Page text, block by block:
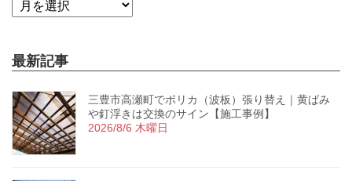
最新記事
三豊市高瀬町でポリカ（波板）張り替え｜黄ばみ
や釘浮きは交換のサイン【施工事例】
2026/8/6 木曜日